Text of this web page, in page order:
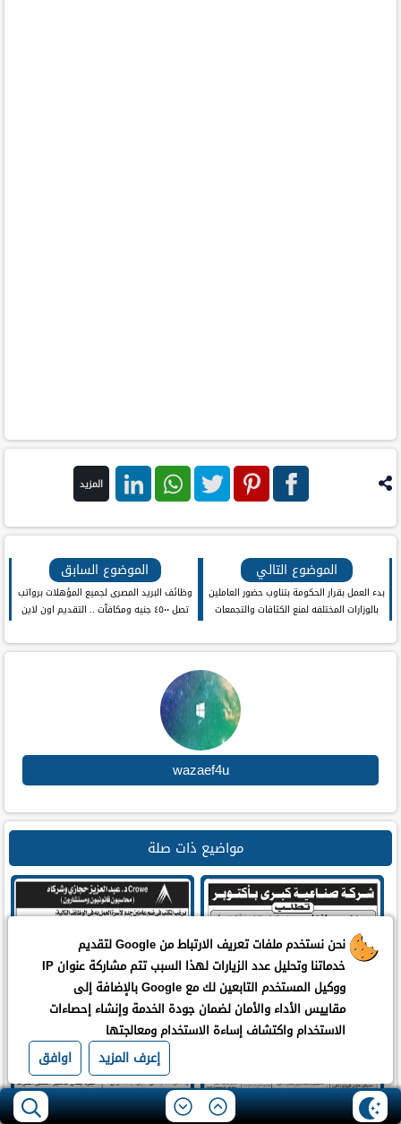
بوك
المزيد
الموضوع التالي
بدء العمل بقرار الحكومة بتناوب حضور العاملين
بالوزارات المختلفه لمنع الكثافات والتجمعات
الموضوع السابق
وظائف البريد المصرى لجميع المؤهلات برواتب
تصل ٤٥٠٠ جنيه ومكافآت .. التقديم اون لاين
wazaef4u
مواضيع ذات صلة
مطلوب مهندسين انتاج وفنيين
تشغيل للعمل بشركة صناعية كبري
بأكتوبر
(محاسبون قانونيون ومستشارون)
نحن نستخدم ملفات تعريف الارتباط من Google لتقديم
خدماتنا وتحليل عدد الزيارات لهذا السبب تتم مشاركة عنوان IP
ووكيل المستخدم التابعين لك مع Google بالإضافة إلى
مقاييس الأداء والأمان لضمان جودة الخدمة وإنشاء إحصاءات
الاستخدام واكتشاف إساءة الاستخدام ومعالجتها
إعرف المزيد اوافق